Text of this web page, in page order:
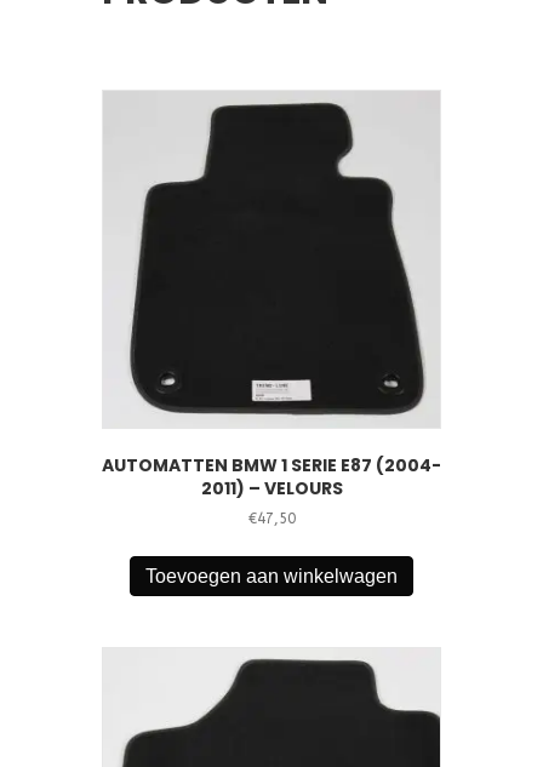
AUTOMATTEN BMW 1 SERIE E87 (2004-
2011) – VELOURS
€47,50
Toevoegen aan winkelwagen